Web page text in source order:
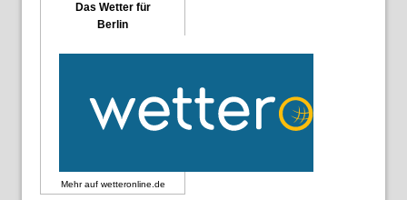
Das Wetter für
Berlin
Mehr auf wetteronline.de